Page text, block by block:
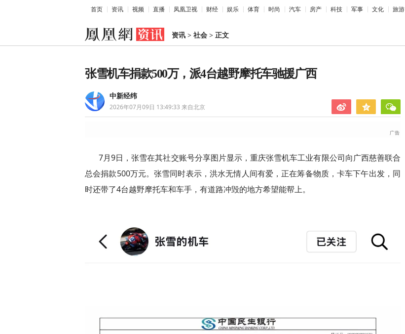
首页 资讯 视频 直播 凤凰卫视 财经 娱乐 体育 时尚 汽车 房产 科技 军事 文化 旅游
资讯 > 社会 > 正文
张雪机车捐款500万，派4台越野摩托车驰援广西
中新经纬
2026年07月09日 13:49:33 来自北京
7月9日，张雪在其社交账号分享图片显示，重庆张雪机车工业有限公司向广西慈善联合
总会捐款500万元。张雪同时表示，洪水无情人间有爱，正在筹备物质，卡车下午出发，同
时还带了4台越野摩托车和车手，有道路冲毁的地方希望能帮上。